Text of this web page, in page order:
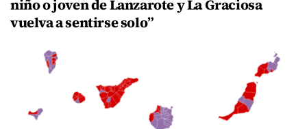
niño o joven de Lanzarote y La Graciosa
vuelva a sentirse solo”